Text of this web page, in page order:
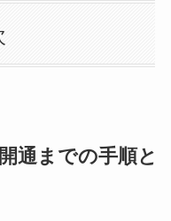
通までの手順と